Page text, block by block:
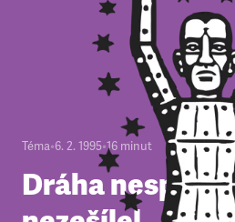
Téma•6. 2. 1995•16 minut
Dráha